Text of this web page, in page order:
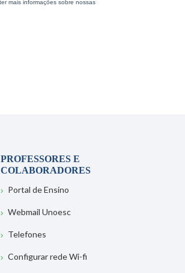
PROFESSORES E
COLABORADORES
Portal de Ensino
Webmail Unoesc
Telefones
Configurar rede Wi-fi